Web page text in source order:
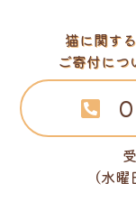
猫に関す
ご寄付につ
（水